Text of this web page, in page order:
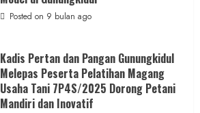
Posted on 9 bulan ago
Kadis Pertan dan Pangan Gunungkidul
Melepas Peserta Pelatihan Magang
Usaha Tani 7P4S/2025 Dorong Petani
Mandiri dan Inovatif